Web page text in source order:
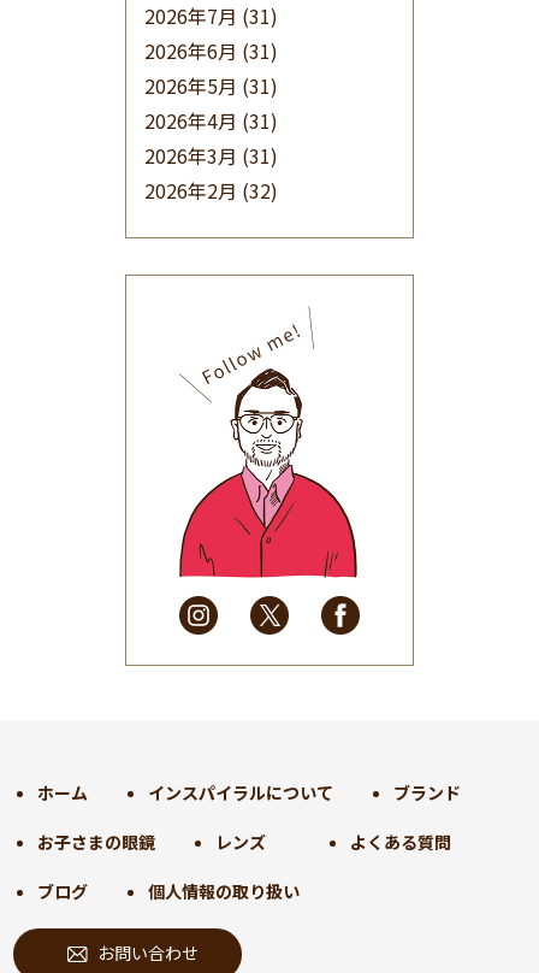
2026年7月 (31)
2026年6月 (31)
2026年5月 (31)
2026年4月 (31)
2026年3月 (31)
2026年2月 (32)
(32)
2025年9月(30)
2025年8月(31)
2025年7月(37)
2025年6月(48)
2025年5月
(41)
2025年4月
(32)
2025年3月(31)
2025年2月
(28)
2025年1月
(34)
2024年9月(30)
2024年7月(31)
2024年6月(30)
2024年5月
2024年4月 (32)
ホーム インスパイラルについて ブランド
お子さまの眼鏡 レンズ よくある質問
ブログ 個人情報の取り扱い
お問い合わせ